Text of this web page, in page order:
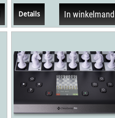
schaakcomputer, die toegang
biedt tot...
Details In winkelmand